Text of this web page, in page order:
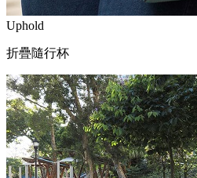
Uphold
折疊隨行杯